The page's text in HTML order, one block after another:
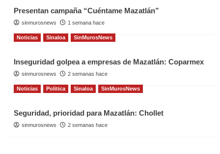
Presentan campaña “Cuéntame Mazatlán”
sinmurosnews 1 semana hace
Noticias Sinaloa SinMurosNews
Inseguridad golpea a empresas de Mazatlán: Coparmex
sinmurosnews 2 semanas hace
Noticias Politica Sinaloa SinMurosNews
Seguridad, prioridad para Mazatlán: Chollet
sinmurosnews 2 semanas hace